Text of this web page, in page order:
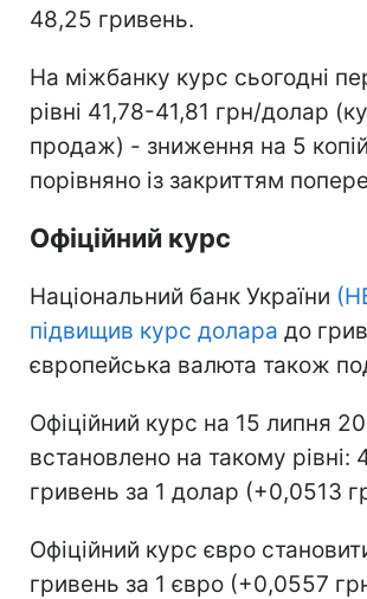
48,25 гривень.
На міжбанку курс сьогодні
рівні 41,78-41,81 грн/долар
продаж) - зниження на 5
порівняно із закриттям
Офіційний курс
Національний банк України
підвищив курс долара до
європейська валюта також
Офіційний курс на 15 липня
встановлено на такому рівні:
гривень за 1 долар (+0,0513
Офіційний курс євро
гривень за 1 євро (+0,0557